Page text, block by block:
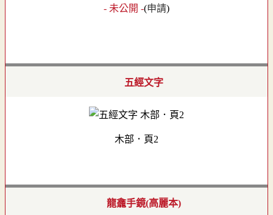
- 未公開 -(申請)
五經文字
木部．頁2
龍龕手鏡(高麗本)